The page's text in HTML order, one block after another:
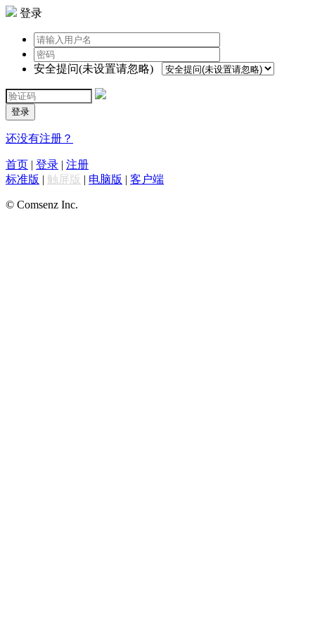
登录
安全提问(未设置请忽略)
登录
还没有注册？
首页 | 登录 | 注册
标准版 | 触屏版 | 电脑版 | 客户端
© Comsenz Inc.